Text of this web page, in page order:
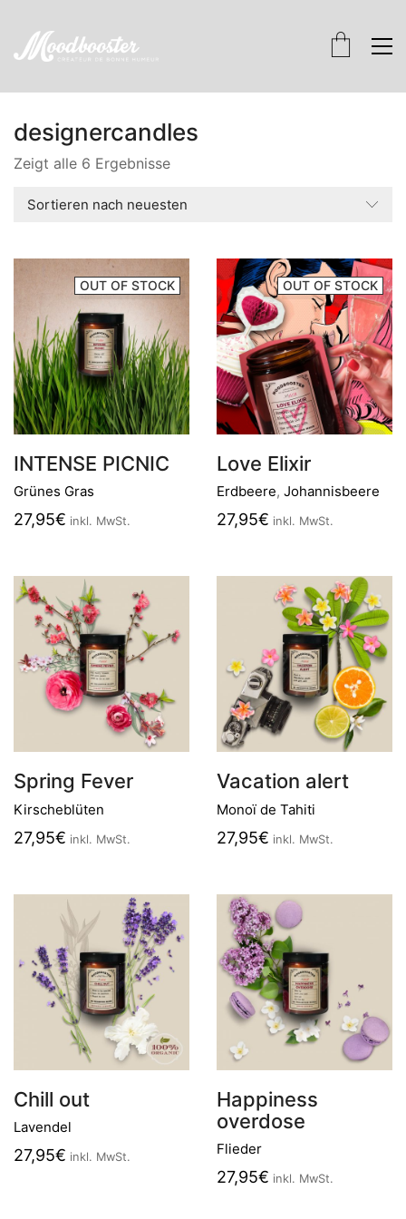
designercandles
Zeigt alle 6 Ergebnisse
Sortieren nach neuesten
OUT OF STOCK
INTENSE PICNIC
Grünes Gras
27,95€ inkl. MwSt.
OUT OF STOCK
Love Elixir
Erdbeere, Johannisbeere
27,95€ inkl. MwSt.
Spring Fever
Kirscheblüten
27,95€ inkl. MwSt.
Vacation alert
Monoï de Tahiti
27,95€ inkl. MwSt.
Chill out
Lavendel
27,95€ inkl. MwSt.
Happiness
overdose
Flieder
27,95€ inkl. MwSt.